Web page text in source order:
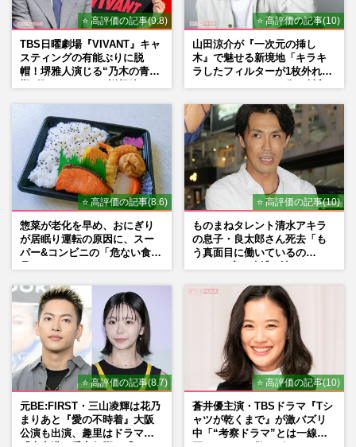
⭐ 高評価の記事(9.8)
TBS日曜劇場『VIVANT』キャ
スティングの有能ぶりに脱
帽！堺雅人演じる“乃木の青年
⭐ 高評価の記事(10)
山田涼介が『一次元の挿し
木』で魅せる新境地「キラキ
ラしたフィルターが1枚外れて
⭐ 高評価の記事(8.6)
惣菜が老化を早め、おにぎり
が居眠り運転の原因に、スー
パー&コンビニの「危ない食
⭐ 高評価の記事(10)
ものまねタレント清水アキラ
の息子・良太郎さん死去「も
う真面目に働いているの
⭐ 高評価の記事(8.7)
元BE:FIRST・三山凌輝は花乃
まりあと『愛の不時着』大阪
公演も出演、趣里はドラマ
⭐ 高評価の記事(10)
蒼井優主演・TBSドラマ『Tシ
ャツが乾くまで』が激バズリ
中「“考察ドラマ”とは一線を